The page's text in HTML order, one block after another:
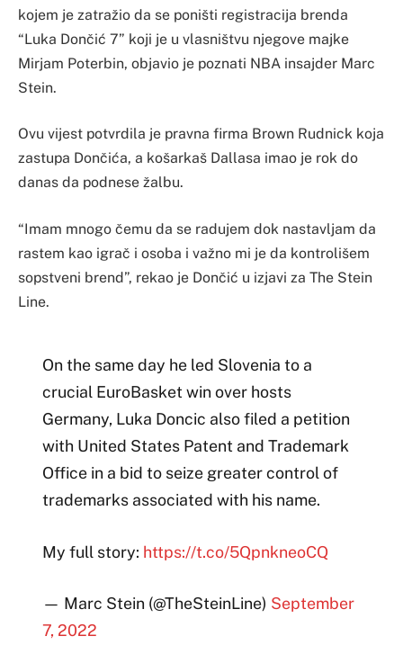
kojem je zatražio da se poništi registracija brenda
“Luka Dončić 7” koji je u vlasništvu njegove majke
Mirjam Poterbin, objavio je poznati NBA insajder Marc
Stein.
Ovu vijest potvrdila je pravna firma Brown Rudnick koja
zastupa Dončića, a košarkaš Dallasa imao je rok do
danas da podnese žalbu.
“Imam mnogo čemu da se radujem dok nastavljam da
rastem kao igrač i osoba i važno mi je da kontrolišem
sopstveni brend”, rekao je Dončić u izjavi za The Stein
Line.
On the same day he led Slovenia to a
crucial EuroBasket win over hosts
Germany, Luka Doncic also filed a petition
with United States Patent and Trademark
Office in a bid to seize greater control of
trademarks associated with his name.
My full story: https://t.co/5QpnkneoCQ
— Marc Stein (@TheSteinLine) September
7, 2022